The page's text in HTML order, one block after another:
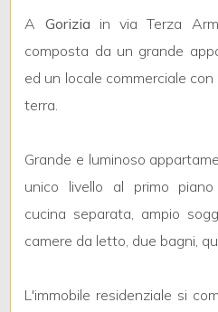
A Gorizia in via Terza
composta da un grande
ed un locale commerciale
terra.
Grande e luminoso
unico livello al primo
cucina separata, ampio
camere da letto, due bagni,
L'immobile residenziale si
Qualsiasi
1
2